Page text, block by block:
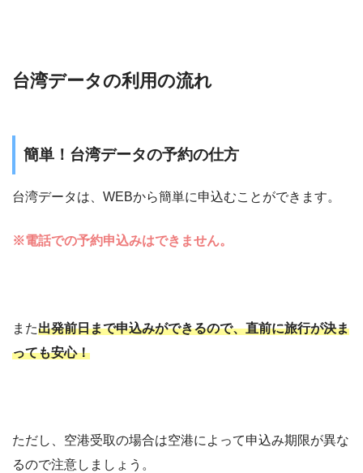
台湾データの利用の流れ
簡単！台湾データの予約の仕方
台湾データは、WEBから簡単に申込むことができます。
※電話での予約申込みはできません。
また出発前日まで申込みができるので、直前に旅行が決ま
っても安心！
ただし、空港受取の場合は空港によって申込み期限が異な
るので注意しましょう。